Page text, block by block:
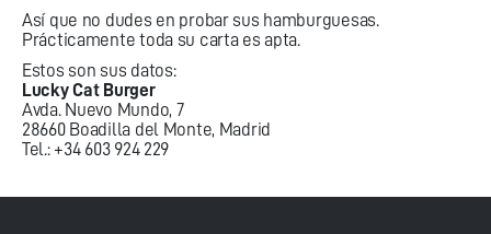
Así que no dudes en probar sus hamburguesas.
Prácticamente toda su carta es apta.
Estos son sus datos:
Lucky Cat Burger
Avda. Nuevo Mundo, 7
28660 Boadilla del Monte, Madrid
Tel.: +34 603 924 229